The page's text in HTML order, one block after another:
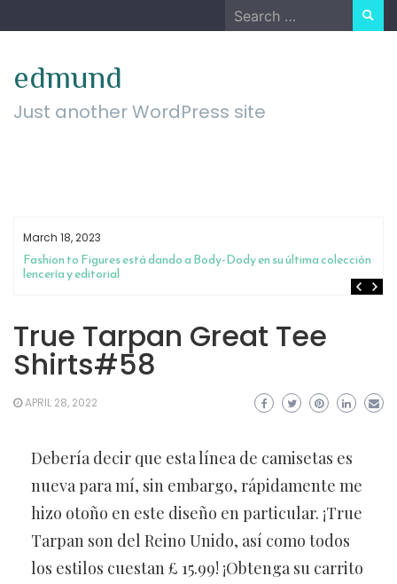
to
Search
for:
edmund
Just another WordPress site
March 18, 2023
Fashion to Figures está dando a Body-Dody en su última colección de
lencería y editorial
True Tarpan Great Tee
Shirts#58
APRIL 28, 2022
Debería decir que esta línea de camisetas es
nueva para mí, sin embargo, rápidamente me
hizo otoño en este diseño en particular. ¡True
Tarpan son del Reino Unido, así como todos
los estilos cuestan £ 15.99! ¡Obtenga su carrito